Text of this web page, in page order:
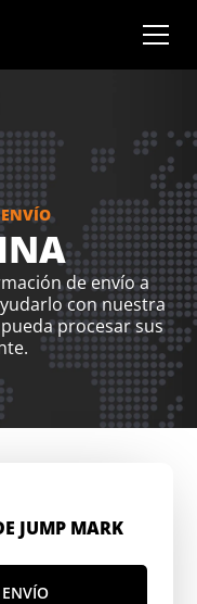
de envío a
con nuestra
procesar sus
JUMP MARK